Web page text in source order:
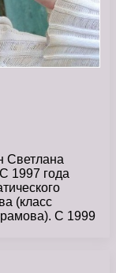
Светлана
1997 года
(класс
С 1999